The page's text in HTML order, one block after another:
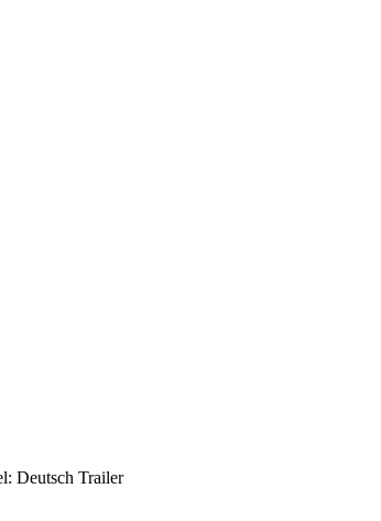
Deutsch Trailer